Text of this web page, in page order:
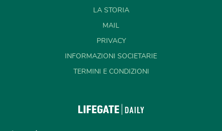
LA STORIA
MAIL
PRIVACY
INFORMAZIONI SOCIETARIE
TERMINI E CONDIZIONI